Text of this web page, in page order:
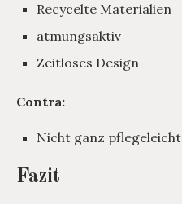
Recycelte Materialien
atmungsaktiv
Zeitloses Design
Contra:
Nicht ganz pflegeleicht
Fazit